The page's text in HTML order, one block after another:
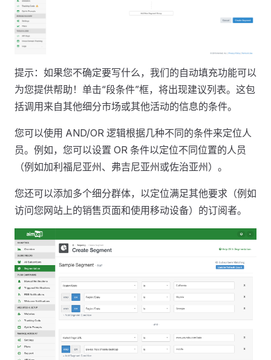
提示：如果您不确定要写什么，我们的自动填充功能可以
为您提供帮助！单击“段条件”框，将出现建议列表。这包
括调用来自其他细分市场或其他活动的信息的条件。
您可以使用 AND/OR 逻辑根据几种不同的条件来定位人
员。例如，您可以设置 OR 条件以定位不同位置的人员
（例如加利福尼亚州、弗吉尼亚州或佐​​治亚州）。
您还可以添加多个细分群体，以定位满足其他要求（例如
访问您网站上的销售页面和使用移动设备）的订阅者。